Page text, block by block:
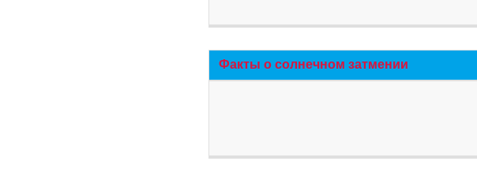
Факты о солнечном затмении